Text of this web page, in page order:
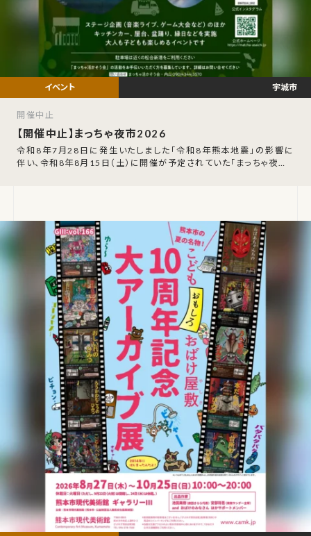
【開催中止】まっちゃ夜市2026
令和8年7月28日に発生いたしました「令和8年熊本地震」の影響に
伴い、令和8年8月15日（土）に開催が予定されていた「まっちゃ夜市2
宇城市
開催中止